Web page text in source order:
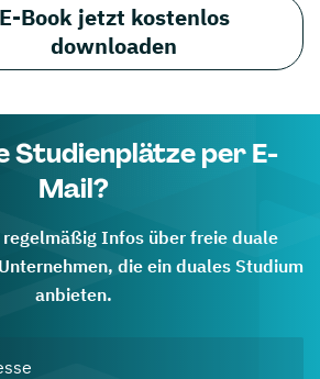
E-Book jetzt kostenlos
downloaden
Studienplätze per E-
Mail?
Infos über freie duale
die ein duales Studium
anbieten.